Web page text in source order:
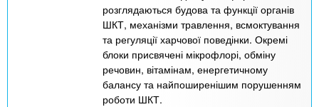
розглядаються будова та функції органів
ШКТ, механізми травлення, всмоктування
та регуляції харчової поведінки. Окремі
блоки присвячені мікрофлорі, обміну
речовин, вітамінам, енергетичному
балансу та найпоширенішим порушенням
роботи ШКТ.